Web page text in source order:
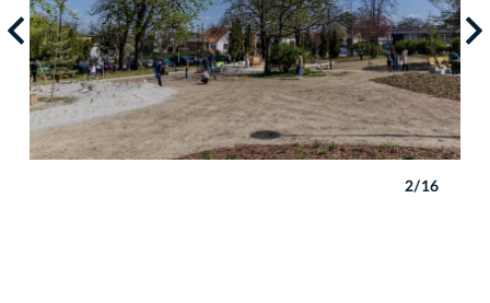
2/16